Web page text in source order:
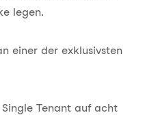
legen.
einer der exklusivsten
Tenant auf acht